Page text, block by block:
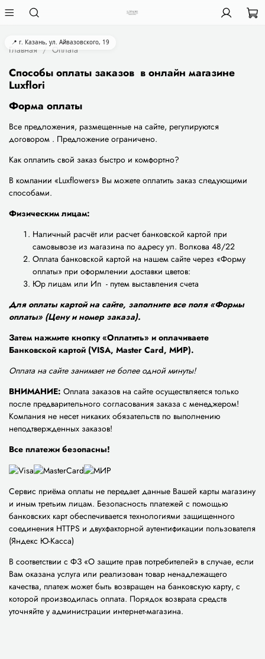
📍 г. Казань, ул. Айвазовского, 19
Главная Оплата
Способы оплаты заказов в онлайн магазине
Luxflori
Форма оплаты
Все предложения, размещенные на сайте, регулируются
договором . Предложение ограничено.
Как оплатить свой заказ быстро и комфортно?
В компании «Luxflowers» Вы можете оплатить заказ следующими
способами.
Физическим лицам:
Наличный расчёт или расчет банковской картой при
самовывозе из магазина по адресу ул. Волкова 48/22
Оплата банковской картой на нашем сайте через «Форму
оплаты» при оформлении доставки цветов:
Юр лицам или Ип - путем выставления счета
Для оплаты картой на сайте, заполните все поля «Формы
оплаты» (Цену и номер заказа).
Затем нажмите кнопку «Оплатить» и оплачиваете
Банковской картой (VISA, Master Card, МИР).
Оплата на сайте занимает не более одной минуты!
ВНИМАНИЕ: Оплата заказов на сайте осуществляется только
после предварительного согласования заказа с менеджером!
Компания не несет никаких обязательств по выполнению
неподтвержденных заказов!
Все платежи безопасны!
Сервис приёма оплаты не передает данные Вашей карты магазину
и иным третьим лицам. Безопасность платежей с помощью
банковских карт обеспечивается технологиями защищенного
соединения HTTPS и двухфакторной аутентификации пользователя
(Яндекс Ю-Касса)
В соответствии с ФЗ «О защите прав потребителей» в случае, если
Вам оказана услуга или реализован товар ненадлежащего
качества, платеж может быть возвращен на банковскую карту, с
которой производилась оплата. Порядок возврата средств
уточняйте у администрации интернет-магазина.